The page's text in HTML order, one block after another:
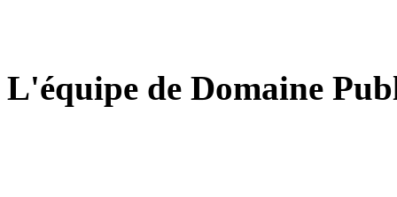
L'équipe de Domaine